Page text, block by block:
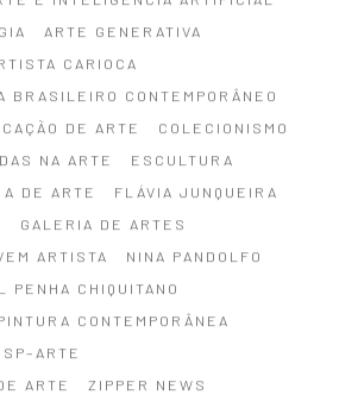
ARTE GENERATIVA
CARIOCA
BRASILEIRO CONTEMPORÂNEO
DE ARTE
COLECIONISMO
NA ARTE
ESCULTURA
DE ARTE
FLÁVIA JUNQUEIRA
GALERIA DE ARTES
ARTISTA
NINA PANDOLFO
PENHA CHIQUITANO
CONTEMPORÂNEA
SP–ARTE
ARTE
ZIPPER NEWS